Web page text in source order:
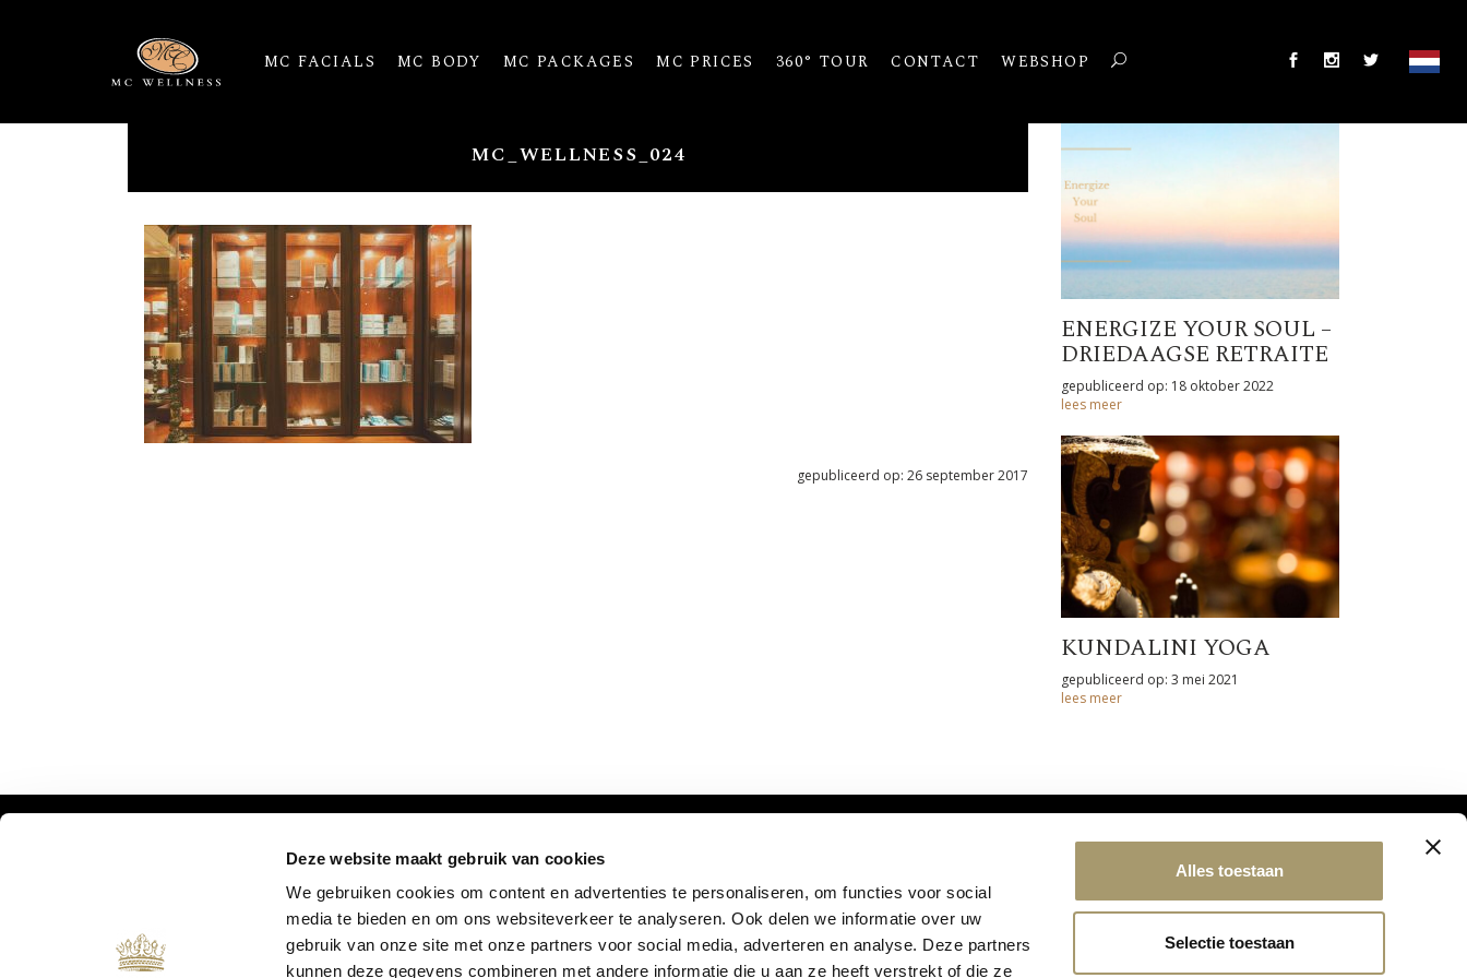
Deze website maakt gebruik van cookies
We gebruiken cookies om content en advertenties te personaliseren, om functies voor social
media te bieden en om ons websiteverkeer te analyseren. Ook delen we informatie over uw
gebruik van onze site met onze partners voor social media, adverteren en analyse. Deze partners
kunnen deze gegevens combineren met andere informatie die u aan ze heeft verstrekt of die ze
Alles toestaan
Selectie toestaan
MC FACIALS MC BODY MC PACKAGES MC PRICES 360° TOUR CONTACT WEBSHOP
MC_WELLNESS_024
gepubliceerd op: 26 september 2017
ENERGIZE YOUR SOUL –
DRIEDAAGSE RETRAITE
gepubliceerd op: 18 oktober 2022
lees meer
KUNDALINI YOGA
gepubliceerd op: 3 mei 2021
lees meer